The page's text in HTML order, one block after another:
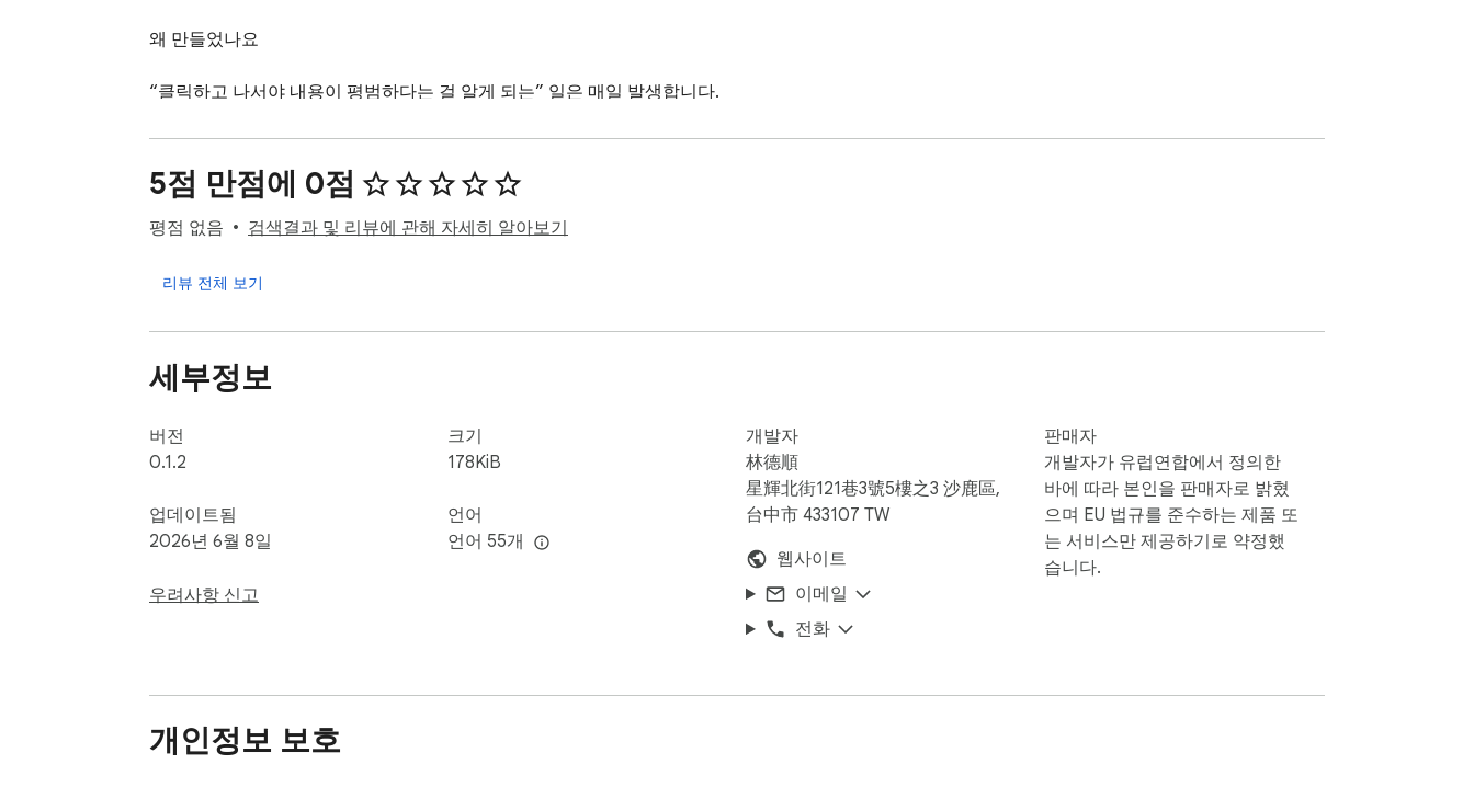
왜 만들었나요
“클릭하고 나서야 내용이 평범하다는 걸 알게 되는” 일은 매일 발생합니다.
YouTube는 이 정보를 영상을 클릭한 뒤에야 보여줍니다.
이 확장 프로그램은 그 정보를 “아직 클릭하기 전” 순간으로 옮겨, 판단 정보를 하나 더 제공하고 시간을 덜 낭비하게 합니다.
홈, 검색 결과, 채널 페이지, Shorts 등 YouTube에서 썸네일이 있는 모든 영역에서 작동
오작동 방지를 위해 기본 0.25초 지연. 고급 설정에서 150 / 300 / 500 / 800 ms로 조정 가능
hover 시에만 아이콘을 표시하며 YouTube 원래 인터페이스는 변경하지 않음
데이터 출처와 하지 않는 것
우리는 다음을 하지 않습니다.
5점 만점에 0점
평점 없음 검색결과 및 리뷰에 관해 자세히 알아보기
리뷰 전체 보기
세부정보
버전
0.1.2
업데이트됨
2026년 6월 8일
우려사항 신고
크기
178KiB
언어
언어 55개
개발자
林德順
星輝北街121巷3號5樓之3 沙鹿區,
台中市 433107 TW
웹사이트
이메일
전화
판매자
개발자가 유럽연합에서 정의한
바에 따라 본인을 판매자로 밝혔
으며 EU 법규를 준수하는 제품 또
는 서비스만 제공하기로 약정했
습니다.
개인정보 보호